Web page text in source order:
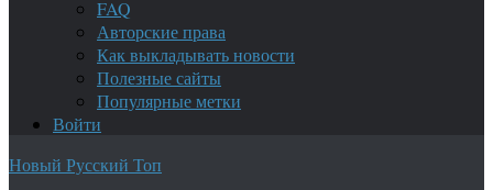
FAQ
Авторские права
Как выкладывать новости
Полезные сайты
Популярные метки
Войти
Новый Русский Топ